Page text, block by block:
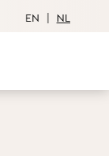
EN | NL